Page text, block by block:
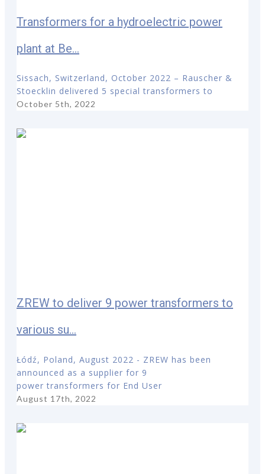
Transformers for a hydroelectric power
plant at Be...
Sissach, Switzerland, October 2022 – Rauscher &
Stoecklin delivered 5 special transformers to
October 5th, 2022
ZREW to deliver 9 power transformers to
various su...
Łódź, Poland, August 2022 - ZREW has been
announced as a supplier for 9
power transformers for End User
August 17th, 2022